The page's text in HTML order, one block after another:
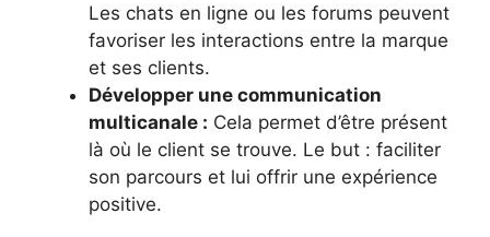
Les chats en ligne ou les forums peuvent
favoriser les interactions entre la marque
et ses clients.
Développer une communication
multicanale : Cela permet d’être présent
là où le client se trouve. Le but : faciliter
son parcours et lui offrir une expérience
positive.